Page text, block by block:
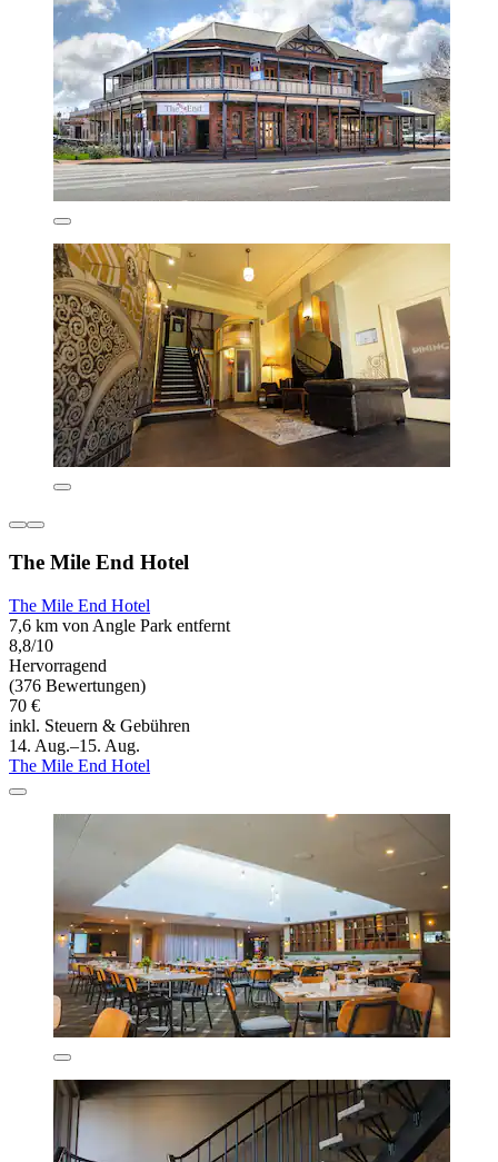
The Mile End Hotel
The Mile End Hotel
7,6 km von Angle Park entfernt
8,8/10
Hervorragend
(376 Bewertungen)
70 €
inkl. Steuern & Gebühren
14. Aug.–15. Aug.
The Mile End Hotel